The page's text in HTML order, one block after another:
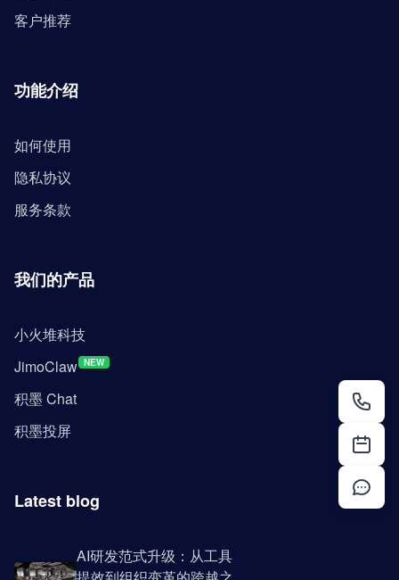
客户推荐
功能介绍
如何使用
隐私协议
服务条款
我们的产品
小火堆科技
JimoClaw NEW
积墨 Chat
积墨投屏
Latest blog
AI研发范式升级：从工具